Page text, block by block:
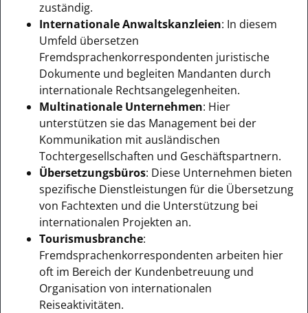
zuständig.
Internationale Anwaltskanzleien: In diesem
Umfeld übersetzen
Fremdsprachenkorrespondenten juristische
Dokumente und begleiten Mandanten durch
internationale Rechtsangelegenheiten.
Multinationale Unternehmen: Hier
unterstützen sie das Management bei der
Kommunikation mit ausländischen
Tochtergesellschaften und Geschäftspartnern.
Übersetzungsbüros: Diese Unternehmen bieten
spezifische Dienstleistungen für die Übersetzung
von Fachtexten und die Unterstützung bei
internationalen Projekten an.
Tourismusbranche:
Fremdsprachenkorrespondenten arbeiten hier
oft im Bereich der Kundenbetreuung und
Organisation von internationalen
Reiseaktivitäten.